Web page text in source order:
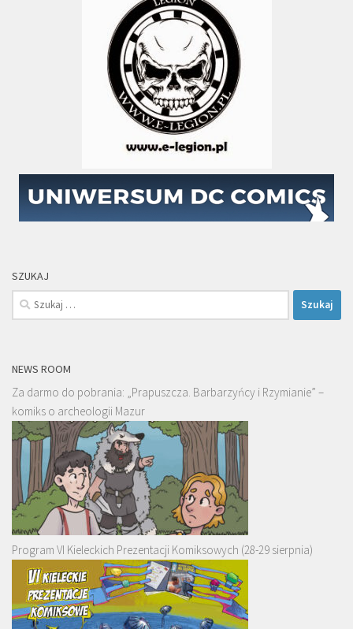
SZUKAJ
Szukaj:
NEWS ROOM
Za darmo do pobrania: „Prapuszcza. Barbarzyńcy i Rzymianie” –
komiks o archeologii Mazur
Program VI Kieleckich Prezentacji Komiksowych (28-29 sierpnia)